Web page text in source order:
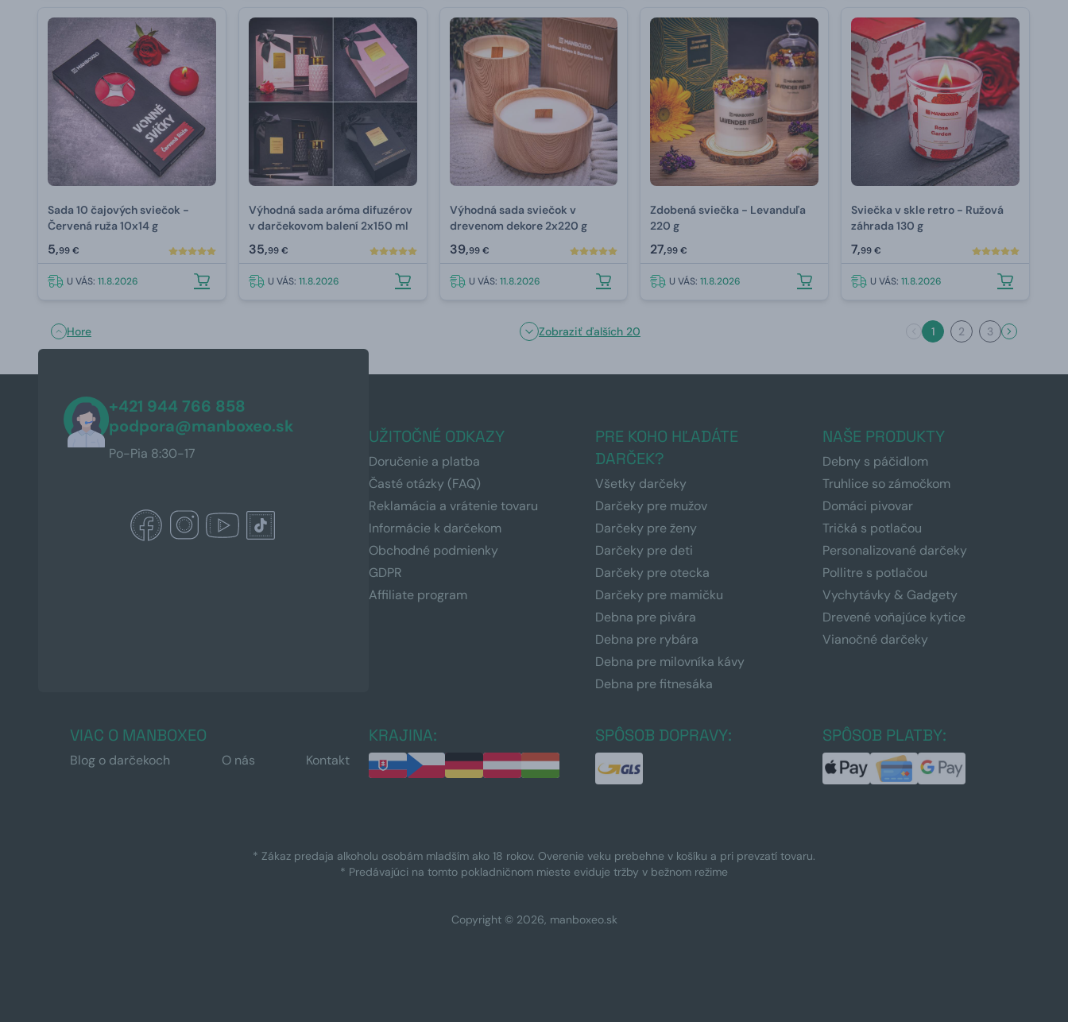
Sada 10 čajových sviečok -
Červená ruža 10x14 g
5,99 €
U VÁS: 11.8.2026
Výhodná sada aróma difuzérov
v darčekovom balení 2x150 ml
35,99 €
U VÁS: 11.8.2026
Výhodná sada sviečok v
drevenom dekore 2x220 g
39,99 €
U VÁS: 11.8.2026
Zdobená sviečka - Levanduľa
220 g
27,99 €
U VÁS:11.8.2026
Sviečka v skle retro - Ružová
záhrada 130 g
7,99 €
U VÁS:11.8.2026
Hore Zobraziť ďalších 20 1 2 3
+421 944 766 858
podpora@manboxeo.sk
Po-Pia 8:30-17
UŽITOČNÉ ODKAZY
Doručenie a platba
Časté otázky (FAQ)
Reklamácia a vrátenie tovaru
Informácie k darčekom
Obchodné podmienky
GDPR
Affiliate program
PRE KOHO HĽADÁTE
DARČEK?
Všetky darčeky
Darčeky pre mužov
Darčeky pre ženy
Darčeky pre deti
Darčeky pre otecka
Darčeky pre mamičku
Debna pre pivára
Debna pre rybára
Debna pre milovníka kávy
Debna pre fitnesáka
NAŠE PRODUKTY
Debny s páčidlom
Truhlice so zámočkom
Domáci pivovar
Tričká s potlačou
Personalizované darčeky
Pollitre s potlačou
Vychytávky & Gadgety
Drevené voňajúce kytice
Vianočné darčeky
VIAC O MANBOXEO
Blog o darčekoch O nás Kontakt
KRAJINA: SPÔSOB DOPRAVY: SPÔSOB PLATBY:
* Zákaz predaja alkoholu osobám mladším ako 18 rokov. Overenie veku prebehne v košíku a pri prevzatí tovaru.
* Predávajúci na tomto pokladničnom mieste eviduje tržby v bežnom režime
Copyright © 2026, manboxeo.sk